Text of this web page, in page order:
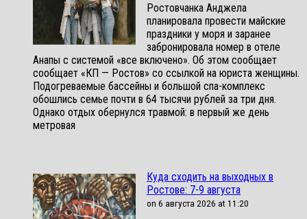
Ростовчанка Анджела
планировала провести майские
праздники у моря и заранее
забронировала номер в отеле
Анапы с системой «все включено». Об этом сообщает
сообщает «КП — Ростов» со ссылкой на юриста женщины.
Подогреваемые бассейны и большой спа-комплекс
обошлись семье почти в 64 тысячи рублей за три дня.
Однако отдых обернулся травмой: в первый же день
метровая
Куда сходить на выходных в
Ростове: 7-9 августа
on 6 августа 2026 at 11:20